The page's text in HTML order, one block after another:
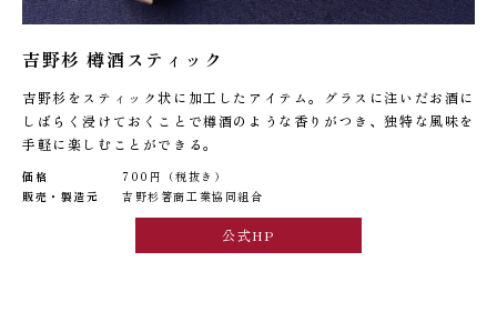
吉野杉 樽酒スティック
吉野杉をスティック状に加工したアイテム。グラスに注いだお酒に
しばらく浸けておくことで樽酒のような香りがつき、独特な風味を
手軽に楽しむことができる。
価格
700円（税抜き）
販売・製造元
吉野杉箸商工業協同組合
公式HP